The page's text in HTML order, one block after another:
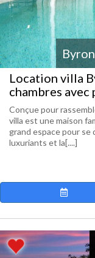
Location villa
chambres avec
Conçue pour
villa est une maison
grand espace pour
luxuriants et la[....]